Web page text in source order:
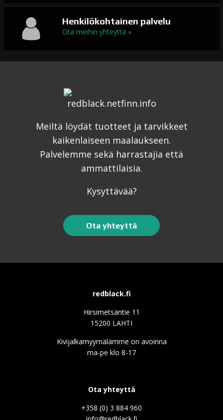
Henkilökohtainen palvelu
Ota meihin yhteyttä »
Meiltä löydät tuotteet ja tarvikkeet
kaikenlaiseen maalaukseen.
Palvelemme sekä harrastajia että
ammattilaisia.
Kysyttävää?
Ota yhteyttä
redblack.fi
Hirsimetsäntie 11
15200 LAHTI
Kivijalkamyymälämme on avoinna
ma-pe klo 8-17
Ota yhteyttä
+358 (0) 3 884 960